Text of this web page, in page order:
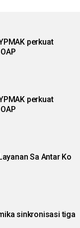
perkuat
perkuat
Sa Antar Ko
sinkronisasi tiga